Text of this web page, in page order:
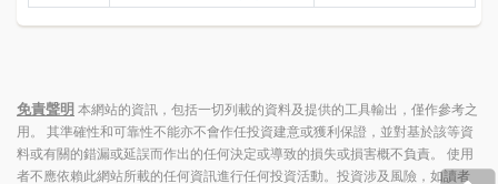
免責聲明本網站的資訊，包括一切列載的資料及提供的工具輸出，僅作參考之
用。 其準確性和可靠性不能亦不會作任投資建意或獲利保證，並對基於該等資
料或有關的錯漏或延誤而作出的任何決定或導致的損失或損害概不負責。 使用
者不應依賴此網站所載的任何資訊進行任何投資活動。投資涉及風險，如讀者